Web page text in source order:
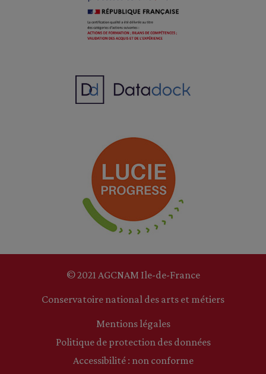
© 2021 AGCNAM Ile-de-France
Conservatoire national des arts et métiers
Mentions légales
Politique de protection des données
Accessibilité : non conforme